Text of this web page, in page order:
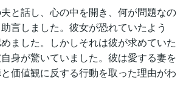
と話し、心の中を開き、何が問題なの
言しました。彼女が恐れていたよう
ました。しかしそれは彼が求めていた
身が驚いていました。彼は愛する妻を
価値観に反する行動を取った理由がわ